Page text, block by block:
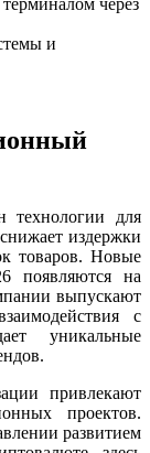
через
и
технологии для
издержки
товаров. Новые
появляются на
выпускают
с
уникальные
привлекают
проектов.
развитием